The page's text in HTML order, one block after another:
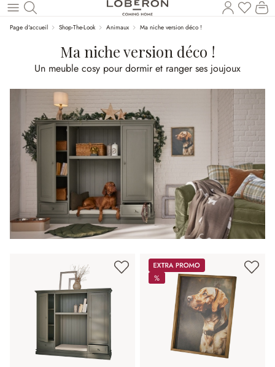
Revenir au contenu principal
Vous
Page d'accueil Shop-The-Look Animaux Ma niche version déco !
Ma niche version déco !
Un meuble cosy pour dormir et ranger ses joujoux
Promos
%
%